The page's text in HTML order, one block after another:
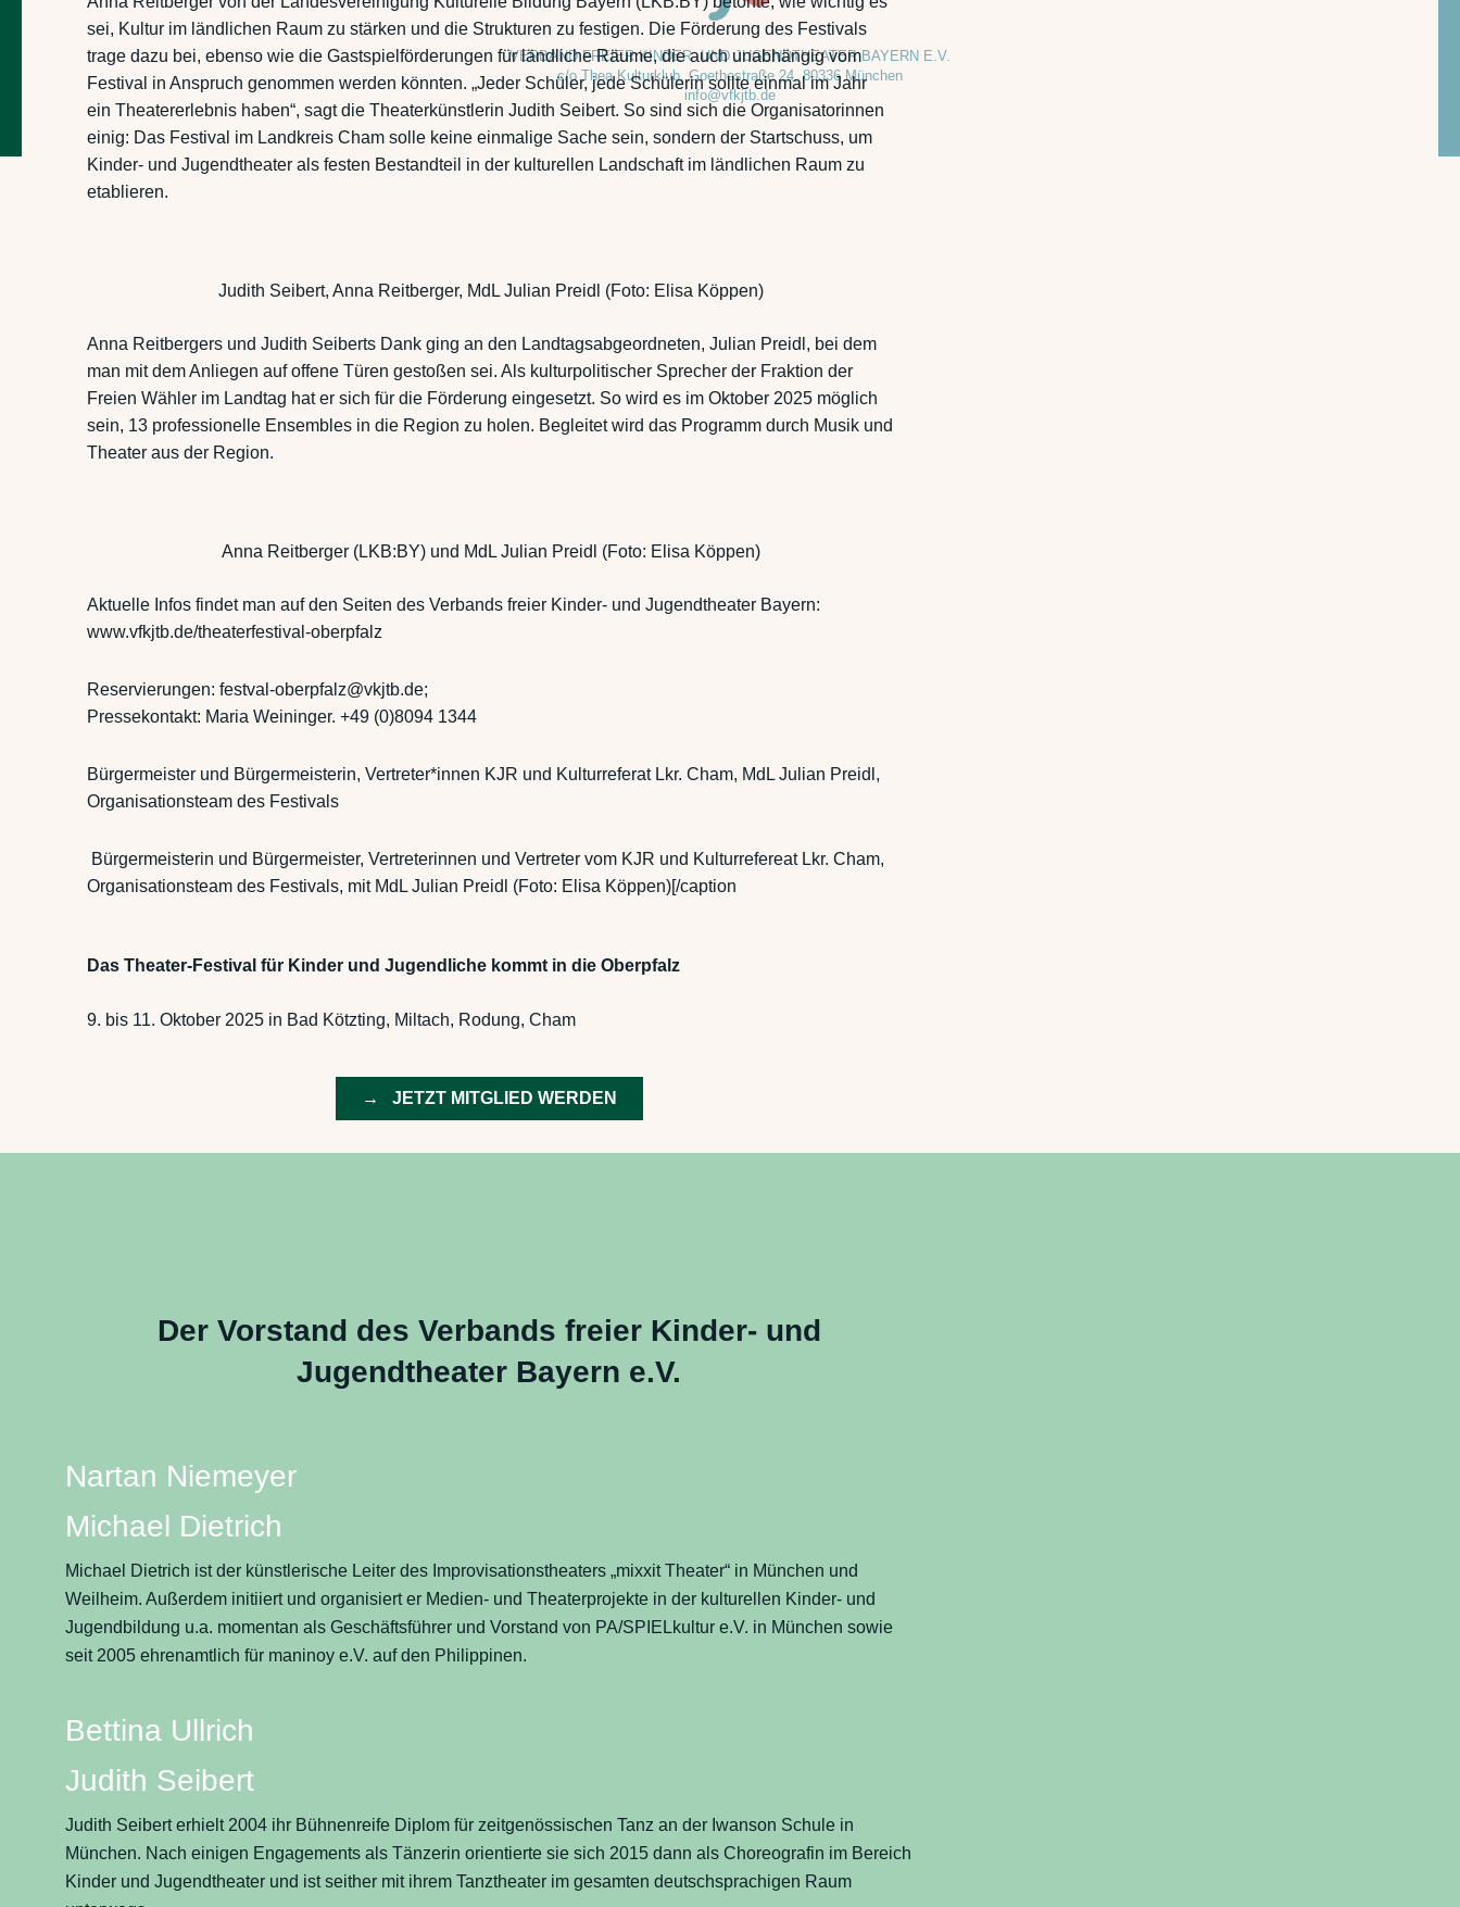
sei, Kultur im ländlichen Raum zu stärken und die Strukturen zu festigen. Die Förderung des Festivals
trage dazu bei, ebenso wie die Gastspielförderungen für ländliche Räume, die auch unabhängig vom
Festival in Anspruch genommen werden könnten. „Jeder Schüler, jede Schülerin sollte einmal im Jahr
ein Theatererlebnis haben“, sagt die Theaterkünstlerin Judith Seibert. So sind sich die Organisatorinnen
einig: Das Festival im Landkreis Cham solle keine einmalige Sache sein, sondern der Startschuss, um
Kinder- und Jugendtheater als festen Bestandteil in der kulturellen Landschaft im ländlichen Raum zu
etablieren.
Judith Seibert, Anna Reitberger, MdL Julian Preidl (Foto: Elisa Köppen)
Anna Reitbergers und Judith Seiberts Dank ging an den Landtagsabgeordneten, Julian Preidl, bei dem
man mit dem Anliegen auf offene Türen gestoßen sei. Als kulturpolitischer Sprecher der Fraktion der
Freien Wähler im Landtag hat er sich für die Förderung eingesetzt. So wird es im Oktober 2025 möglich
sein, 13 professionelle Ensembles in die Region zu holen. Begleitet wird das Programm durch Musik und
Theater aus der Region.
Anna Reitberger (LKB:BY) und MdL Julian Preidl (Foto: Elisa Köppen)
Aktuelle Infos findet man auf den Seiten des Verbands freier Kinder- und Jugendtheater Bayern:
www.vfkjtb.de/theaterfestival-oberpfalz
Reservierungen: festval-oberpfalz@vkjtb.de;
Pressekontakt: Maria Weininger. +49 (0)8094 1344
Bürgermeister und Bürgermeisterin, Vertreter*innen KJR und Kulturreferat Lkr. Cham, MdL Julian Preidl,
Organisationsteam des Festivals
Bürgermeisterin und Bürgermeister, Vertreterinnen und Vertreter vom KJR und Kulturrefereat Lkr. Cham,
Organisationsteam des Festivals, mit MdL Julian Preidl (Foto: Elisa Köppen)[/caption
Das Theater-Festival für Kinder und Jugendliche kommt in die Oberpfalz
9. bis 11. Oktober 2025 in Bad Kötzting, Miltach, Rodung, Cham
→ JETZT MITGLIED WERDEN
Der Vorstand des Verbands freier Kinder- und
Jugendtheater Bayern e.V.
Nartan Niemeyer
Michael Dietrich
Michael Dietrich ist der künstlerische Leiter des Improvisationstheaters „mixxit Theater“ in München und
Weilheim. Außerdem initiiert und organisiert er Medien- und Theaterprojekte in der kulturellen Kinder- und
Jugendbildung u.a. momentan als Geschäftsführer und Vorstand von PA/SPIELkultur e.V. in München sowie
seit 2005 ehrenamtlich für maninoy e.V. auf den Philippinen.
Bettina Ullrich
Judith Seibert
Judith Seibert erhielt 2004 ihr Bühnenreife Diplom für zeitgenössischen Tanz an der Iwanson Schule in
München. Nach einigen Engagements als Tänzerin orientierte sie sich 2015 dann als Choreografin im Bereich
Kinder und Jugendtheater und ist seither mit ihrem Tanztheater im gesamten deutschsprachigen Raum
VERBAND FREIER KINDER- UND JUGENDTHEATER BAYERN E.V.
c/o Thea Kulturklub, Goethestraße 24, 80336 München
info@vfkjtb.de